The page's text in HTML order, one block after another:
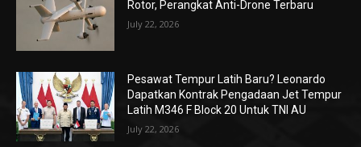
Rotor, Perangkat Anti-Drone Terbaru
July 22, 2026
Pesawat Tempur Latih Baru? Leonardo
Dapatkan Kontrak Pengadaan Jet Tempur
Latih M346 F Block 20 Untuk TNI AU
July 22, 2026